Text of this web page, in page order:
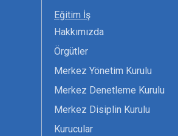
Eğitim İş
Hakkımızda
Örgütler
Merkez Yönetim Kurulu
Merkez Denetleme Kurulu
Merkez Disiplin Kurulu
Kurucular